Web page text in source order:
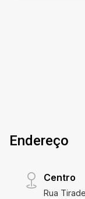
praticidade para o
Endereço
Centro
Rua